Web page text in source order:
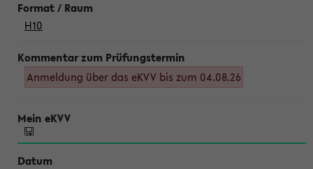
H10
Anmeldung über das eKVV bis zum 04.08.26